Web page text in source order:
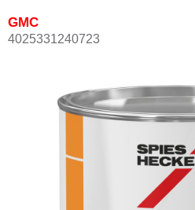
GMC
4025331240723